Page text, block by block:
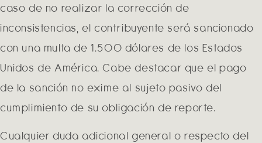
caso de no realizar la corrección de
inconsistencias, el contribuyente será sancionado
con una multa de 1.500 dólares de los Estados
Unidos de América. Cabe destacar que el pago
de la sanción no exime al sujeto pasivo del
cumplimiento de su obligación de reporte.
Cualquier duda adicional general o respecto del